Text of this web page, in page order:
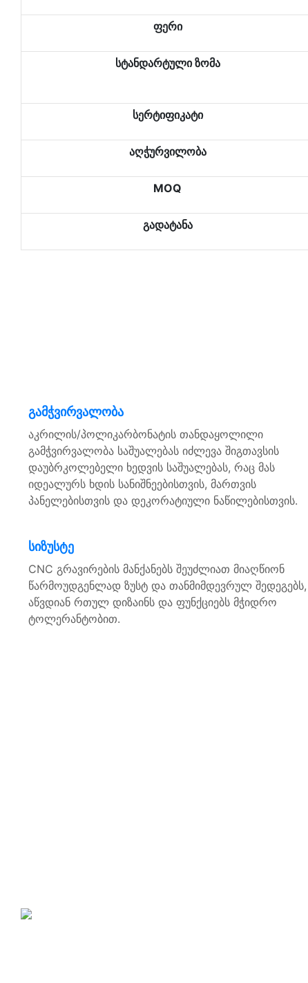
ფერი
სტანდარტული ზომა
სერტიფიკატი
აღჭურვილობა
MOQ
გადატანა
გამჭვირვალობა
აკრილის/პოლიკარბონატის თანდაყოლილი
გამჭვირვალობა საშუალებას იძლევა შიგთავსის
დაუბრკოლებელი ხედვის საშუალებას, რაც მას
იდეალურს ხდის სანიშნეებისთვის, მართვის
პანელებისთვის და დეკორატიული ნაწილებისთვის.
სიზუსტე
CNC გრავირების მანქანებს შეუძლიათ მიაღწიონ
წარმოუდგენლად ზუსტ და თანმიმდევრულ შედეგებს,
აწვდიან რთულ დიზაინს და ფუნქციებს მჭიდრო
ტოლერანტობით.